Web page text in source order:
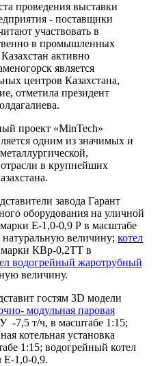
проведения выставки
- поставщики
участвовать в
в промышленных
активно
является
центров Казахстана,
отметила президент
проект «MinTech»
одним из значимых и
отрасли в крупнейших
завода Гарант
оборудования на уличной
марки E-1,0-0,9 Р в масштабе
величину; котел
марки КВр-0,2ТТ в
водогрейный жаротрубный
величину.
гостям 3D модели
модульная паровая
7,5 т/ч, в масштабе 1:15;
котельная установка
1:15; водогрейный котел
Е-1,0-0,9.